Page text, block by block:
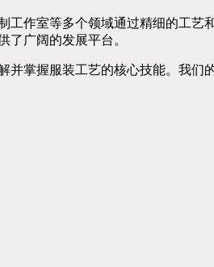
作室等多个领域通过精细的工艺
广阔的发展平台。
掌握服装工艺的核心技能。我们